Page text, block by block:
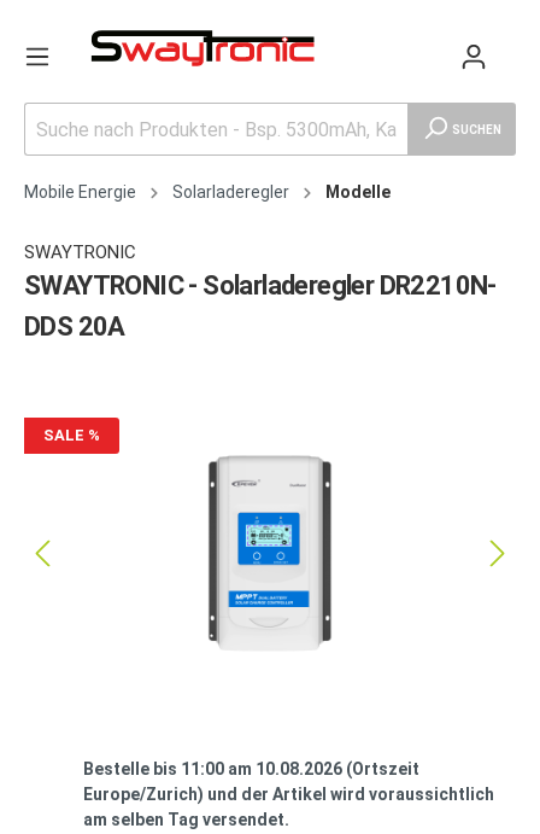
SUCHEN
Mobile Energie Solarladeregler Modelle
SWAYTRONIC
SWAYTRONIC - Solarladeregler DR2210N-
DDS 20A
SALE %
Bestelle bis 11:00 am 10.08.2026 (Ortszeit
Europe/Zurich) und der Artikel wird voraussichtlich
am selben Tag versendet.